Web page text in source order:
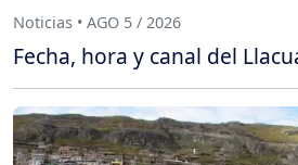
Noticias • AGO 5 / 2026
Fecha, hora y canal del